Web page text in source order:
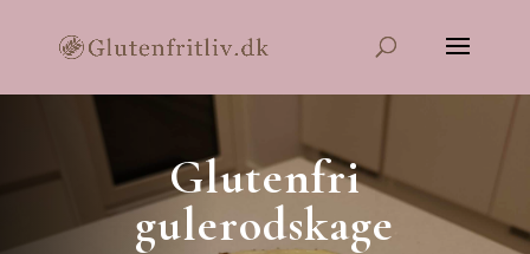
Glutenfri
gulerodskage